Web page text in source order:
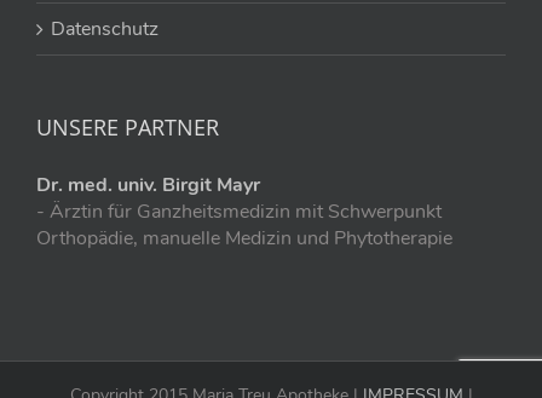
Datenschutz
UNSERE PARTNER
Dr. med. univ. Birgit Mayr
- Ärztin für Ganzheitsmedizin mit Schwerpunkt
Orthopädie, manuelle Medizin und Phytotherapie